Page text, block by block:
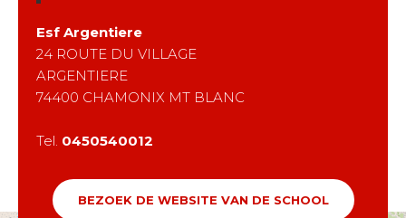
Esf Argentiere
24 ROUTE DU VILLAGE
ARGENTIERE
74400 CHAMONIX MT BLANC
Tel. 0450540012
BEZOEK DE WEBSITE VAN DE SCHOOL